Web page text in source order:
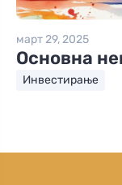
март 29, 2025
Основна
Инвестирање